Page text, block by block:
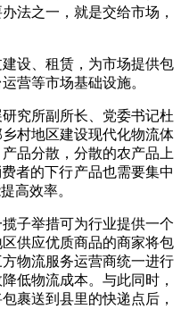
法之一，就是交给市场，
设、租赁，为市场提供包
营等市场基础设施。
究所副所长、党委书记杜
村地区建设现代化物流体
品分散，分散的农产品上
者的下行产品也需要集中
高效率。
子举措可为行业提供一个
供应优质商品的商家将包
物流服务运营商统一进行
低物流成本。与此同时，
裹送到县里的快递点后，